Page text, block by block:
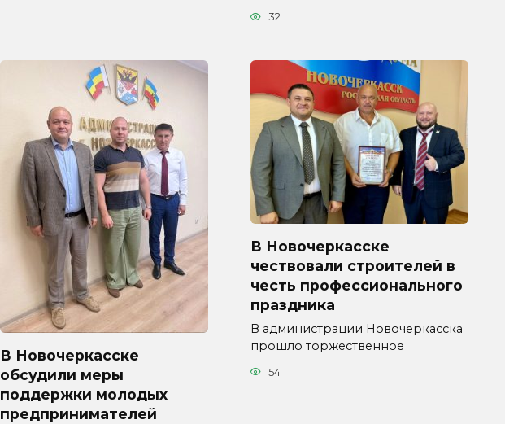
32
В Новочеркасске
обсудили меры
поддержки молодых
предпринимателей
В Новочеркасске
чествовали строителей в
честь профессионального
праздника
В администрации Новочеркасска
прошло торжественное
54